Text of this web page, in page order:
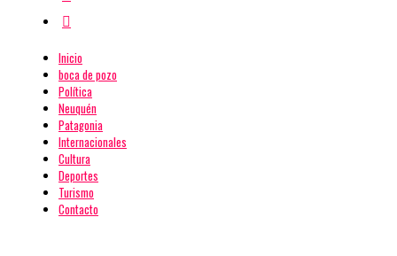
Inicio
boca de pozo
Política
Neuquén
Patagonia
Internacionales
Cultura
Deportes
Turismo
Contacto